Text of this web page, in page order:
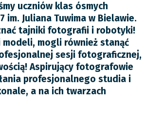
uczniów klas ósmych
im. Juliana Tuwima w Bielawie.
tajniki fotografii i robotyki!
modeli, mogli również stanąć
sesji fotograficznej,
Aspirujący fotografowie
profesjonalnego studia i
a na ich twarzach